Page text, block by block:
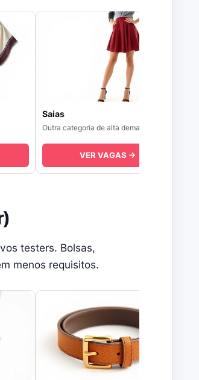
Saias
Outra categoria de alta demanda.
VER VAGAS →
testers. Bolsas,
menos requisitos.